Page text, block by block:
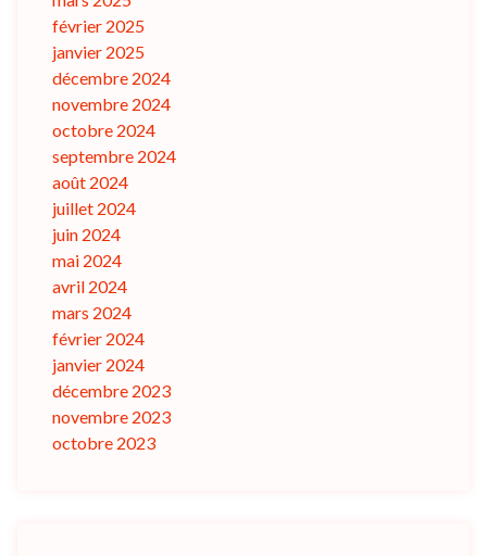
février 2025
janvier 2025
décembre 2024
novembre 2024
octobre 2024
septembre 2024
août 2024
juillet 2024
juin 2024
mai 2024
avril 2024
mars 2024
février 2024
janvier 2024
décembre 2023
novembre 2023
octobre 2023